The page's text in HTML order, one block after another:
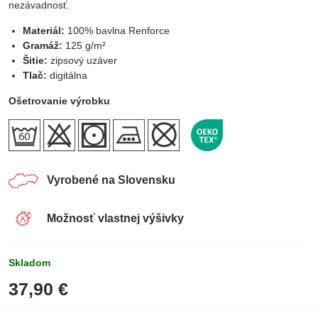
nezávadnosť.
Materiál: 100% bavlna Renforce
Gramáž: 125 g/m²
Šitie: zipsový uzáver
Tlač: digitálna
Ošetrovanie výrobku
Vyrobené na Slovensku
Možnosť vlastnej výšivky
Skladom
37,90 €